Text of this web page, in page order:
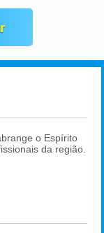
o Espírito
da região.